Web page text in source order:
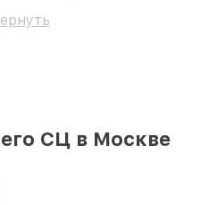
СЦ в Москве